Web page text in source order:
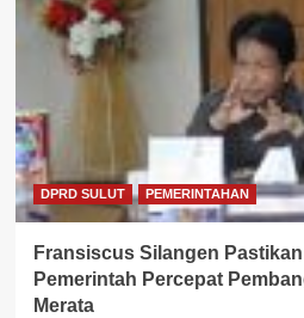
DPRD SULUT PEMERINTAHAN
Fransiscus Silangen
Pemerintah Percepat
Merata